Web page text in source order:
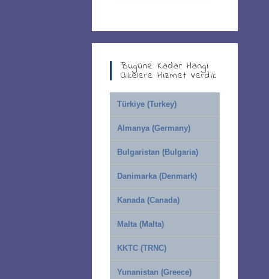
Bugüne Kadar Hangi
Ülkelere Hizmet Verdik
Türkiye (Turkey)
Almanya (Germany)
Bulgaristan (Bulgaria)
Danimarka (Denmark)
Kanada (Canada)
Malta (Malta)
KKTC (TRNC)
Yunanistan (Greece)